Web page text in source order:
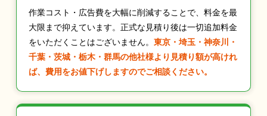
作業コスト・広告費を大幅に削減することで、料金を最
大限まで抑えています。正式な見積り後は一切追加料金
をいただくことはございません。 東京・埼玉・神奈川・
千葉・茨城・栃木・群馬の他社様より見積り額が高けれ
ば、費用をお値下げしますのでご相談ください。